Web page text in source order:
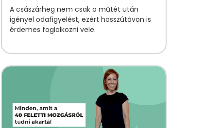
A császárheg nem csak a műtét után
igényel odafigyelést, ezért hosszútávon is
érdemes foglalkozni vele.